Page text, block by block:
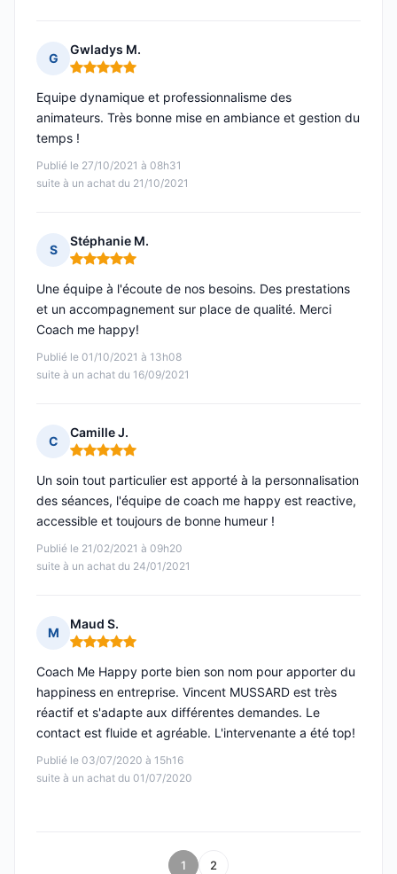
G
Gwladys M.
Note : 5 sur 5
Publié le 27/10/2021 à 08h31
suite à un achat du 21/10/2021
Equipe dynamique et professionnalisme des
animateurs. Très bonne mise en ambiance et gestion du
temps !
S
Stéphanie M.
Note : 5 sur 5
Publié le 01/10/2021 à 13h08
suite à un achat du 16/09/2021
Une équipe à l'écoute de nos besoins. Des prestations
et un accompagnement sur place de qualité. Merci
Coach me happy!
C
Camille J.
Note : 5 sur 5
Publié le 21/02/2021 à 09h20
suite à un achat du 24/01/2021
Un soin tout particulier est apporté à la personnalisation
des séances, l'équipe de coach me happy est reactive,
accessible et toujours de bonne humeur !
M
Maud S.
Note : 5 sur 5
Publié le 03/07/2020 à 15h16
suite à un achat du 01/07/2020
Coach Me Happy porte bien son nom pour apporter du
happiness en entreprise. Vincent MUSSARD est très
réactif et s'adapte aux différentes demandes. Le
contact est fluide et agréable. L'intervenante a été top!
1 2